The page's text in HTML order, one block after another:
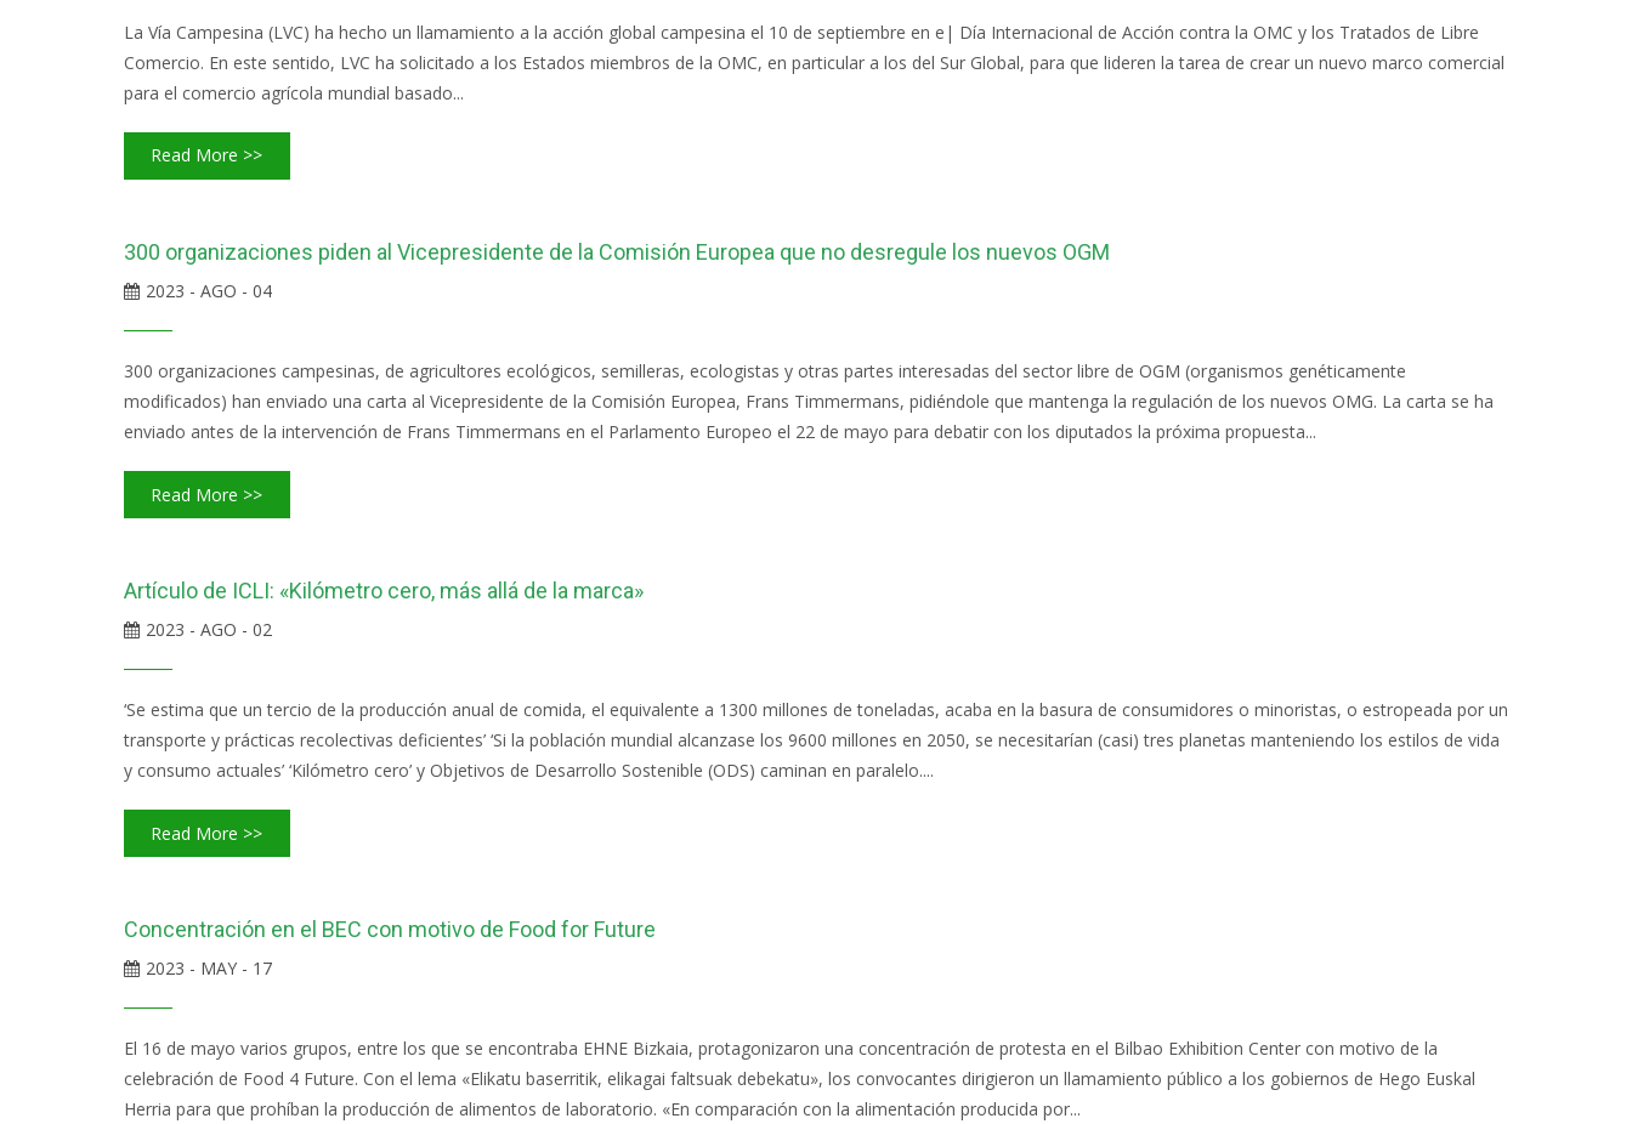
La Vía Campesina (LVC) ha hecho un llamamiento a la acción global campesina el 10 de septiembre en e| Día Internacional de Acción contra la OMC y los Tratados de Libre
Comercio. En este sentido, LVC ha solicitado a los Estados miembros de la OMC, en particular a los del Sur Global, para que lideren la tarea de crear un nuevo marco comercial
para el comercio agrícola mundial basado...
Read More >>
300 organizaciones piden al Vicepresidente de la Comisión Europea que no desregule los nuevos OGM
2023 - AGO - 04
300 organizaciones campesinas, de agricultores ecológicos, semilleras, ecologistas y otras partes interesadas del sector libre de OGM (organismos genéticamente
modificados) han enviado una carta al Vicepresidente de la Comisión Europea, Frans Timmermans, pidiéndole que mantenga la regulación de los nuevos OMG. La carta se ha
enviado antes de la intervención de Frans Timmermans en el Parlamento Europeo el 22 de mayo para debatir con los diputados la próxima propuesta...
Read More >>
Artículo de ICLI: «Kilómetro cero, más allá de la marca»
2023 - AGO - 02
‘Se estima que un tercio de la producción anual de comida, el equivalente a 1300 millones de toneladas, acaba en la basura de consumidores o minoristas, o estropeada por un
transporte y prácticas recolectivas deficientes’ ‘Si la población mundial alcanzase los 9600 millones en 2050, se necesitarían (casi) tres planetas manteniendo los estilos de vida
y consumo actuales’ ‘Kilómetro cero’ y Objetivos de Desarrollo Sostenible (ODS) caminan en paralelo....
Read More >>
Concentración en el BEC con motivo de Food for Future
2023 - MAY - 17
El 16 de mayo varios grupos, entre los que se encontraba EHNE Bizkaia, protagonizaron una concentración de protesta en el Bilbao Exhibition Center con motivo de la
celebración de Food 4 Future. Con el lema «Elikatu baserritik, elikagai faltsuak debekatu», los convocantes dirigieron un llamamiento público a los gobiernos de Hego Euskal
Herria para que prohíban la producción de alimentos de laboratorio. «En comparación con la alimentación producida por...